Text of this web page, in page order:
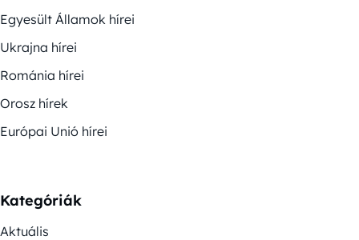
Egyesült Államok hírei
Ukrajna hírei
Románia hírei
Orosz hírek
Európai Unió hírei
Kategóriák
Aktuális